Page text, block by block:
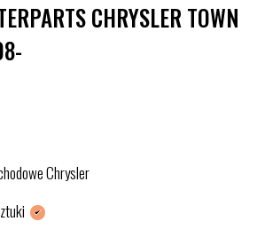
CHRYSLER TOWN
Chrysler